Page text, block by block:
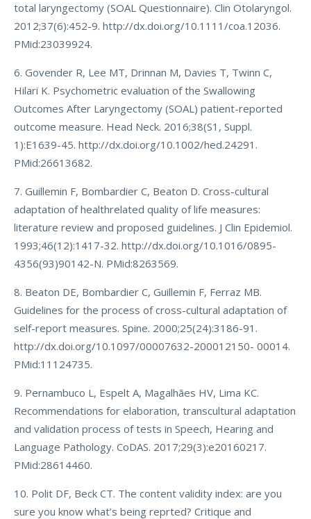
total laryngectomy (SOAL Questionnaire). Clin Otolaryngol.
2012;37(6):452-9. http://dx.doi.org/10.1111/coa.12036.
PMid:23039924.
6. Govender R, Lee MT, Drinnan M, Davies T, Twinn C,
Hilari K. Psychometric evaluation of the Swallowing
Outcomes After Laryngectomy (SOAL) patient-reported
outcome measure. Head Neck. 2016;38(S1, Suppl.
1):E1639-45. http://dx.doi.org/10.1002/hed.24291.
PMid:26613682.
7. Guillemin F, Bombardier C, Beaton D. Cross-cultural
adaptation of healthrelated quality of life measures:
literature review and proposed guidelines. J Clin Epidemiol.
1993;46(12):1417-32. http://dx.doi.org/10.1016/0895-
4356(93)90142-N. PMid:8263569.
8. Beaton DE, Bombardier C, Guillemin F, Ferraz MB.
Guidelines for the process of cross-cultural adaptation of
self-report measures. Spine. 2000;25(24):3186-91.
http://dx.doi.org/10.1097/00007632-200012150- 00014.
PMid:11124735.
9. Pernambuco L, Espelt A, Magalhães HV, Lima KC.
Recommendations for elaboration, transcultural adaptation
and validation process of tests in Speech, Hearing and
Language Pathology. CoDAS. 2017;29(3):e20160217.
PMid:28614460.
10. Polit DF, Beck CT. The content validity index: are you
sure you know what’s being reprted? Critique and